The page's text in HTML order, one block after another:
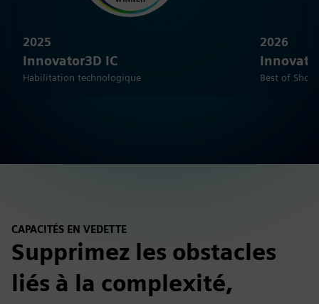
2025
Innovator3D IC
Habilitation technologique
2026
Best of Show
CAPACITÉS EN VEDETTE
Supprimez les obstacles
liés à la complexité,